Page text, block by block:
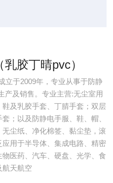
胶丁晴pvc）
立于2009年，专业从事于防静
产及销售。专业主营:无尘室用
及乳胶手套、丁腈手套；双层
；以及防静电手服、鞋、帽、
尘纸、净化棉签、黏尘垫，滚
用于半导体、集成电路、精密
医药、汽车、硬盘、光学、食
航天航空